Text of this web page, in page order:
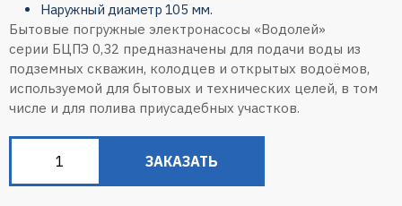
Наружный диаметр 105 мм.
Бытовые погружные электронасосы «Водолей»
серии БЦПЭ 0,32 предназначены для подачи воды из
подземных скважин, колодцев и открытых водоёмов,
используемой для бытовых и технических целей, в том
числе и для полива приусадебных участков.
ЗАКАЗАТЬ